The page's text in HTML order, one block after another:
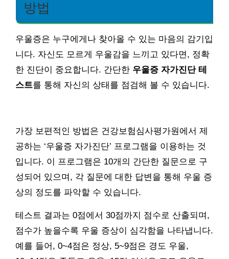
방법
우울증은 누구에게나 찾아올 수 있는 마음의 감기입
니다. 자신도 모르게 우울감을 느끼고 있다면, 정확
한 진단이 중요합니다. 간단한 우울증 자가진단 테
스트를 통해 자신의 상태를 점검해 볼 수 있습니다.
가장 보편적인 방법은 건강보험심사평가원에서 제
공하는 ‘우울증 자가진단’ 프로그램을 이용하는 것
입니다. 이 프로그램은 10개의 간단한 질문으로 구
성되어 있으며, 각 질문에 대한 답변을 통해 우울 증
상의 정도를 파악할 수 있습니다.
테스트 결과는 0점에서 30점까지 점수로 산출되며,
점수가 높을수록 우울 증상이 심각함을 나타냅니다.
예를 들어, 0~4점은 정상, 5~9점은 경도 우울,